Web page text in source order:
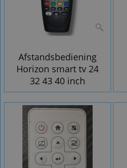
Afstandsbediening
Horizon smart tv 24
32 43 40 inch